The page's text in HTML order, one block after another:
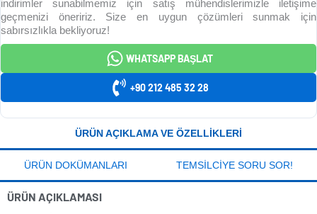
indirimler sunabilmemiz için satış mühendislerimizle iletişime
geçmenizi öneririz. Size en uygun çözümleri sunmak için
sabırsızlıkla bekliyoruz!
WHATSAPP BAŞLAT
+90 212 485 32 28
ÜRÜN AÇIKLAMA VE ÖZELLIKLERI
ÜRÜN DOKÜMANLARI TEMSILCIYE SORU SOR!
ÜRÜN AÇIKLAMASI